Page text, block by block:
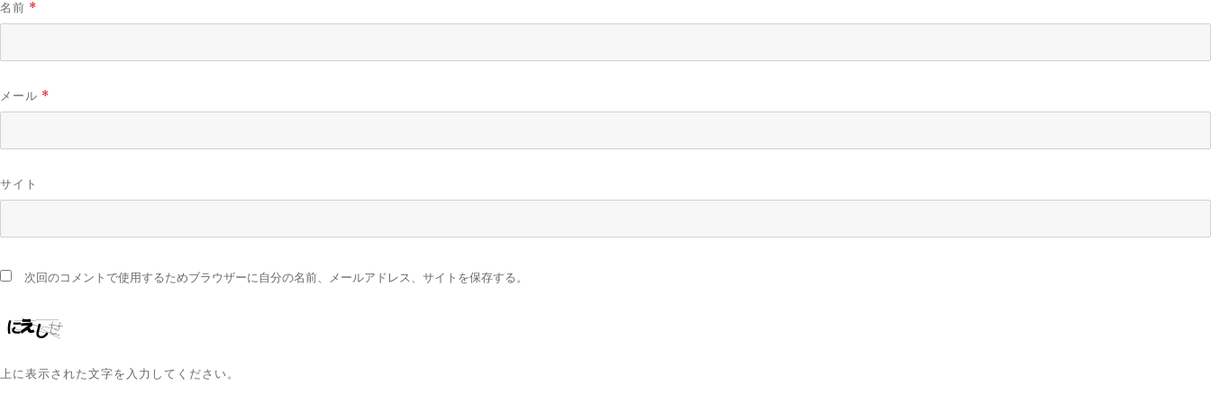
名前 *
メール *
サイト
次回のコメントで使用するためブラウザーに自分の名前、メールアドレス、サイトを保存する。
上に表示された文字を入力してください。